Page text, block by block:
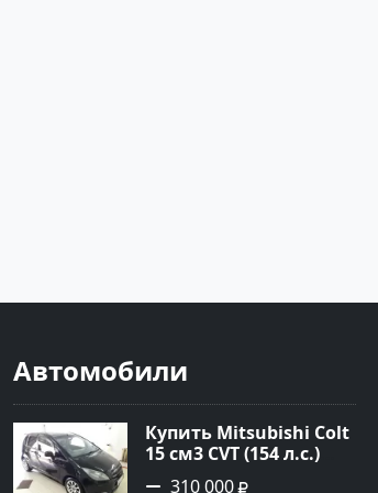
Автомобили
Купить Mitsubishi Colt
15 см3 CVT (154 л.с.)
Бензин турбонаддув в
310 000